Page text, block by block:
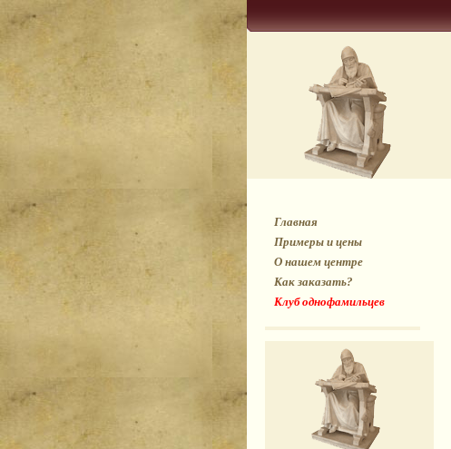
Главная
Примеры и цены
О нашем центре
Как заказать?
Клуб однофамильцев